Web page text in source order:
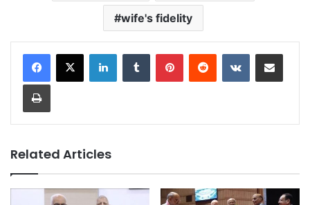
wife's fidelity
LinkedInTumblr PinterestReddit VKontakteShare via Email
Print
Related Articles